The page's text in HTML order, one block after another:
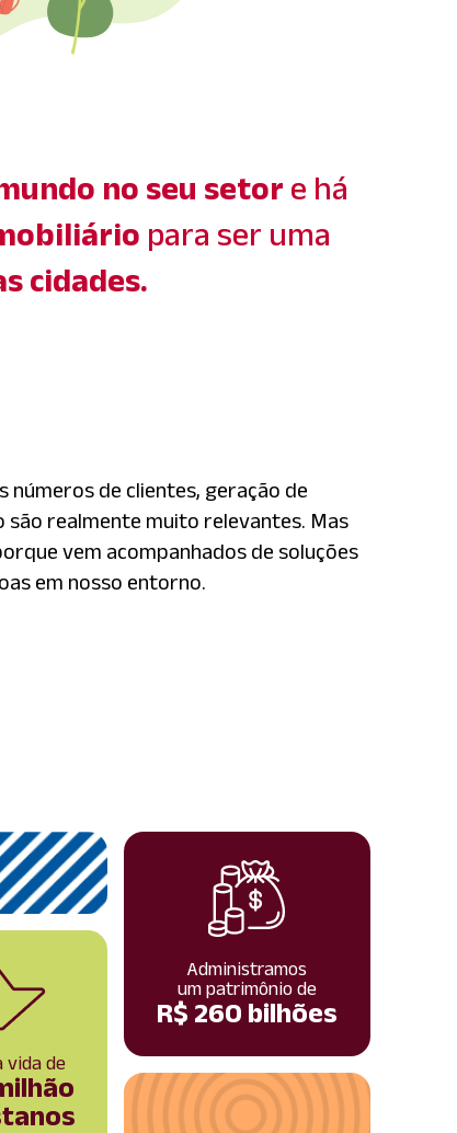
no seu setor e há
para ser uma
cidades.
números de clientes, geração de
realmente muito relevantes. Mas
vem acompanhados de soluções
em nosso entorno.
vida de
Administramos
um patrimônio de
R$ 260 bilhões